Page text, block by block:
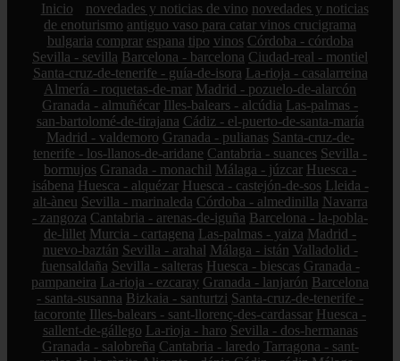
Inicio novedades y noticias de vino novedades y noticias
de enoturismo antiguo vaso para catar vinos crucigrama
bulgaria comprar espana tipo vinos Córdoba - córdoba
Sevilla - sevilla Barcelona - barcelona Ciudad-real - montiel
Santa-cruz-de-tenerife - guía-de-isora La-rioja - casalarreina
Almería - roquetas-de-mar Madrid - pozuelo-de-alarcón
Granada - almuñécar Illes-balears - alcúdia Las-palmas -
san-bartolomé-de-tirajana Cádiz - el-puerto-de-santa-maría
Madrid - valdemoro Granada - pulianas Santa-cruz-de-
tenerife - los-llanos-de-aridane Cantabria - suances Sevilla -
bormujos Granada - monachil Málaga - júzcar Huesca -
isábena Huesca - alquézar Huesca - castejón-de-sos Lleida -
alt-àneu Sevilla - marinaleda Córdoba - almedinilla Navarra
- zangoza Cantabria - arenas-de-iguña Barcelona - la-pobla-
de-lillet Murcia - cartagena Las-palmas - yaiza Madrid -
nuevo-baztán Sevilla - arahal Málaga - istán Valladolid -
fuensaldaña Sevilla - salteras Huesca - biescas Granada -
pampaneira La-rioja - ezcaray Granada - lanjarón Barcelona
- santa-susanna Bizkaia - santurtzi Santa-cruz-de-tenerife -
tacoronte Illes-balears - sant-llorenç-des-cardassar Huesca -
sallent-de-gállego La-rioja - haro Sevilla - dos-hermanas
Granada - salobreña Cantabria - laredo Tarragona - sant-